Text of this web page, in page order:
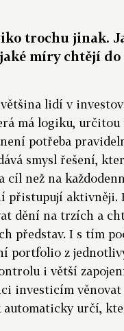
trochu jinak.
míry chtějí
lidí v
má logiku,
potřeba
smysl řešení,
cíl než na
přistupují aktivněji.
dění na trzích a
představ. I s tím
portfolio z
i větší
investicím věnovat
automaticky určí,